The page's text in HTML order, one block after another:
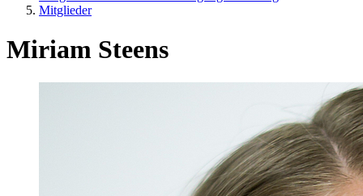
Mitglieder
Miriam Steens